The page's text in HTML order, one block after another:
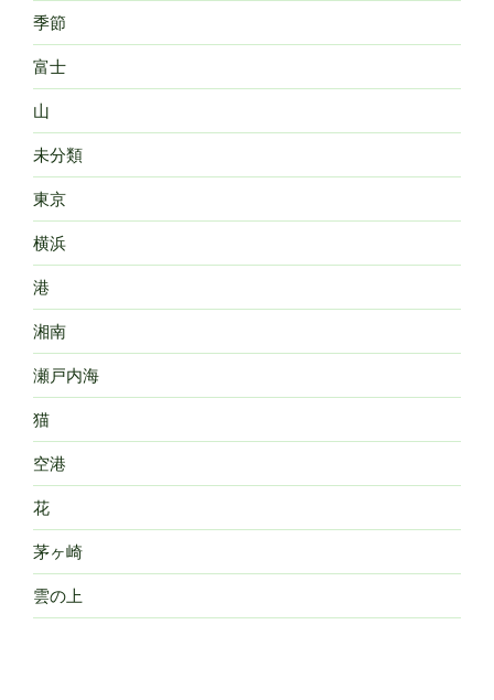
季節
富士
山
未分類
東京
横浜
港
湘南
瀬戸内海
猫
空港
花
茅ヶ崎
雲の上